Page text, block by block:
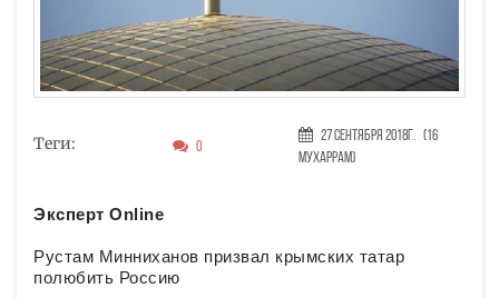
Теги: 0
27 Сентября 2018г. (16
Мухаррам)
Эксперт Online
Рустам Минниханов призвал крымских татар
полюбить Россию